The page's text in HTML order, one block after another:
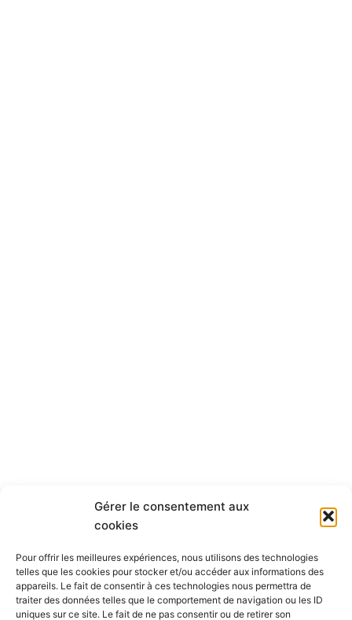
Gérer le consentement aux
cookies
Pour offrir les meilleures expériences, nous utilisons des technologies
telles que les cookies pour stocker et/ou accéder aux informations des
appareils. Le fait de consentir à ces technologies nous permettra de
traiter des données telles que le comportement de navigation ou les ID
uniques sur ce site. Le fait de ne pas consentir ou de retirer son